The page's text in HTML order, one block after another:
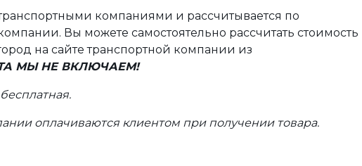
компаниями и рассчитывается по
Вы можете самостоятельно рассчитать стоимость
на сайте транспортной компании из
МЫ НЕ ВКЛЮЧАЕМ!
оплачиваются клиентом при получении товара.